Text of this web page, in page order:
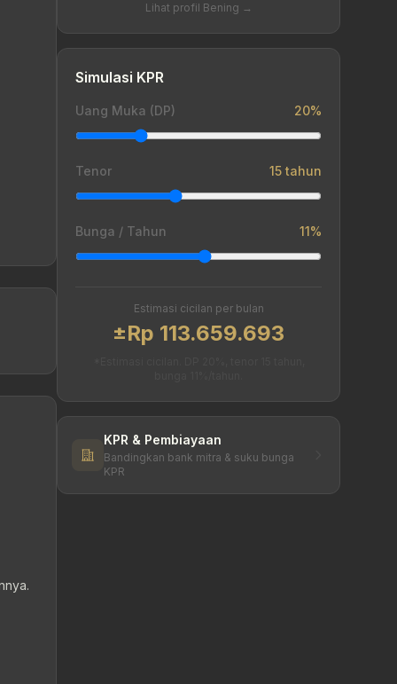
Lihat profil Bening →
Simulasi KPR
Uang Muka (DP) 20%
Tenor 15 tahun
Bunga / Tahun 11%
Estimasi cicilan per bulan
±Rp 113.659.693
KPR & Pembiayaan
Bandingkan bank mitra & suku bunga
KPR